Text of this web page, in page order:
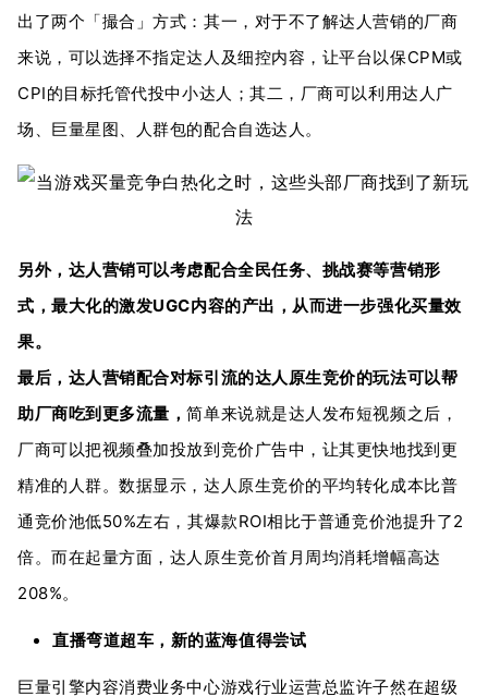
出了两个「撮合」方式：其一，对于不了解达人营销的厂商
来说，可以选择不指定达人及细控内容，让平台以保CPM或
CPI的目标托管代投中小达人；其二，厂商可以利用达人广
场、巨量星图、人群包的配合自选达人。
另外，达人营销可以考虑配合全民任务、挑战赛等营销形
式，最大化的激发UGC内容的产出，从而进一步强化买量效
果。
最后，达人营销配合对标引流的达人原生竞价的玩法可以帮
助厂商吃到更多流量，简单来说就是达人发布短视频之后，
厂商可以把视频叠加投放到竞价广告中，让其更快地找到更
精准的人群。数据显示，达人原生竞价的平均转化成本比普
通竞价池低50%左右，其爆款ROI相比于普通竞价池提升了2
倍。而在起量方面，达人原生竞价首月周均消耗增幅高达
208%。
直播弯道超车，新的蓝海值得尝试
巨量引擎内容消费业务中心游戏行业运营总监许子然在超级